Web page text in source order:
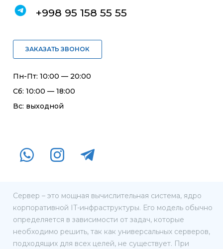
+998 95 158 55 55
ЗАКАЗАТЬ ЗВОНОК
Пн-Пт: 10:00 — 20:00
Сб: 10:00 — 18:00
Вс: выходной
Сервер – это мощная вычислительная система, ядро
корпоративной IT-инфраструктуры. Его модель обычно
определяется в зависимости от задач, которые
необходимо решить, так как универсальных серверов,
подходящих для всех целей, не существует. При